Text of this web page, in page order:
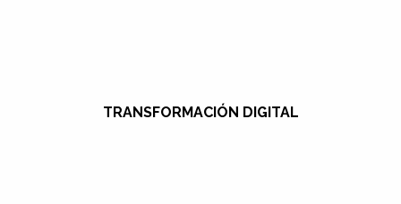
TRANSFORMACIÓN DIGITAL